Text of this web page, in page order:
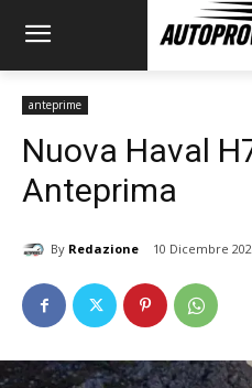
anteprime
Nuova Haval
Anteprima
By Redazione 10 Dicembre